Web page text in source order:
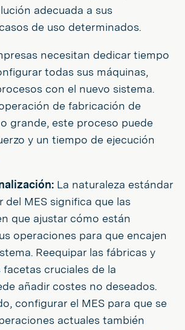
adecuada a sus
de uso determinados.
necesitan dedicar tiempo
todas sus máquinas,
con el nuevo sistema.
de fabricación de
grande, este proceso puede
y un tiempo de ejecución
La naturaleza estándar
del MES significa que las
que ajustar cómo están
operaciones para que encajen
Reequipar las fábricas y
cruciales de la
añadir costes no deseados.
configurar el MES para que se
actuales también